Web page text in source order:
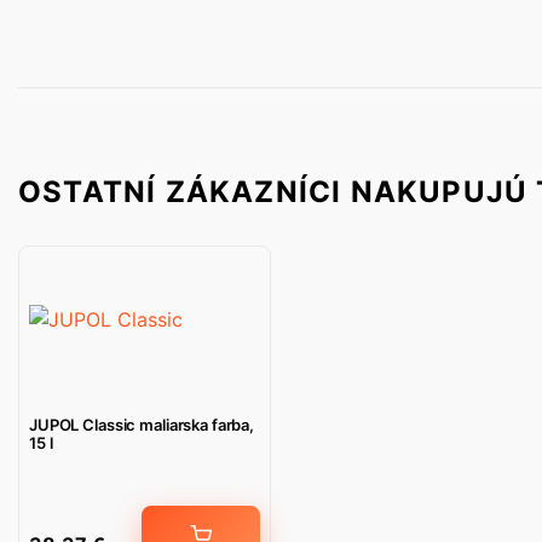
OSTATNÍ ZÁKAZNÍCI NAKUPUJÚ
JUPOL Classic maliarska farba,
15 l